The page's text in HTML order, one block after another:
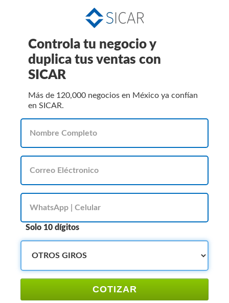
Controla tu negocio y
duplica tus ventas con
SICAR
Más de 120,000 negocios en México ya confían
en SICAR.
Solo 10 dígitos
COTIZAR